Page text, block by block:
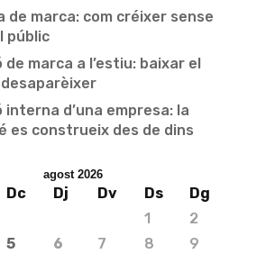
marca: com créixer sense
públic
de marca a l’estiu: baixar el
interna d’una empresa: la
es construeix des de dins
agost 2026
Dc Dj Dv Ds
Dg
1
2
5 6 7 8
9